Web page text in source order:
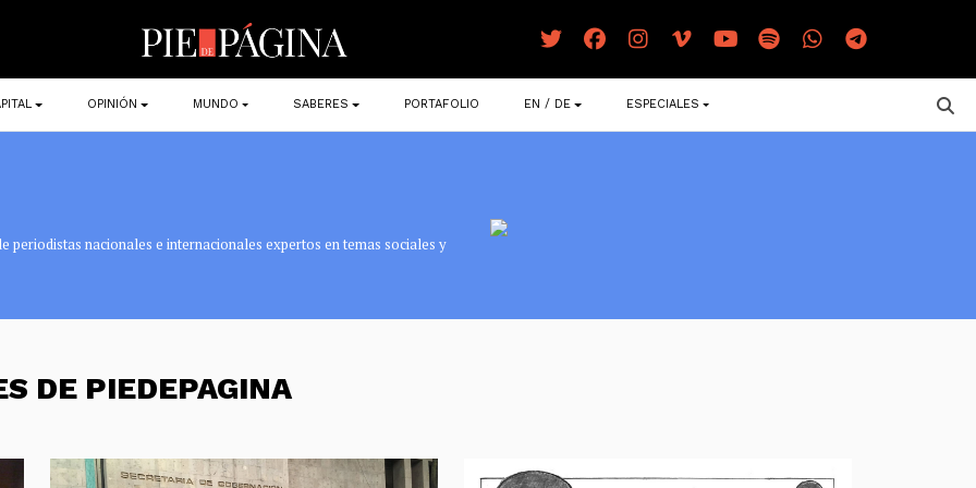
OPINIÓN MUNDO SABERES PORTAFOLIO EN / DE ESPECIALES
nacionales e internacionales expertos en temas sociales y
DE PIEDEPAGINA